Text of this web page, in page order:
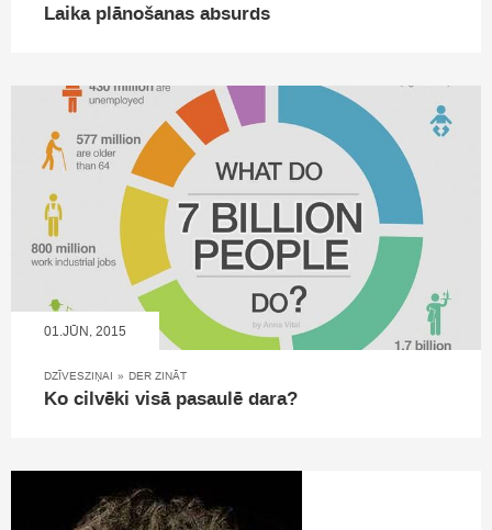
Laika plānošanas absurds
01.JŪN, 2015
DZĪVESZIŅAI » DER ZINĀT
Ko cilvēki visā pasaulē dara?